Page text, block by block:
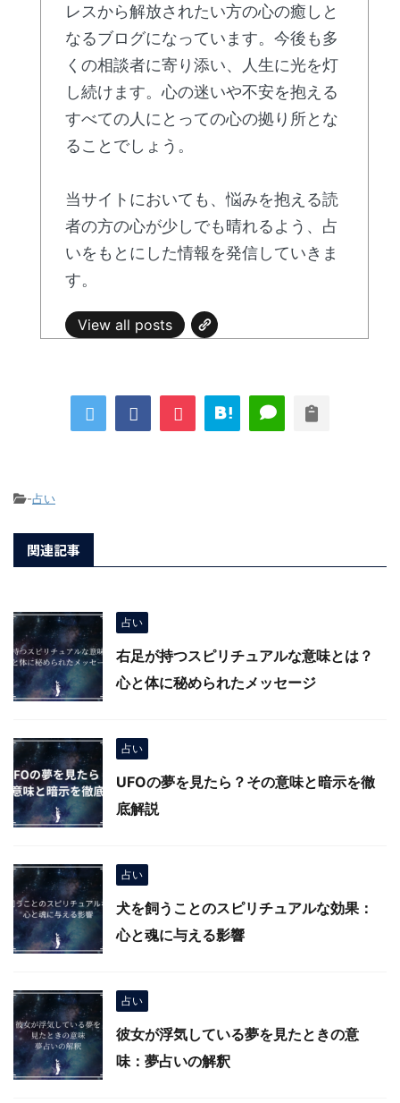
レスから解放されたい方の心の癒しと
なるブログになっています。今後も多
くの相談者に寄り添い、人生に光を灯
し続けます。心の迷いや不安を抱える
すべての人にとっての心の拠り所とな
ることでしょう。
当サイトにおいても、悩みを抱える読
者の方の心が少しでも晴れるよう、占
いをもとにした情報を発信していきま
す。
View all posts
-占い
関連記事
占い
右足が持つスピリチュアルな意味とは？
心と体に秘められたメッセージ
占い
UFOの夢を見たら？その意味と暗示を徹
底解説
占い
犬を飼うことのスピリチュアルな効果：
心と魂に与える影響
占い
彼女が浮気している夢を見たときの意
味：夢占いの解釈